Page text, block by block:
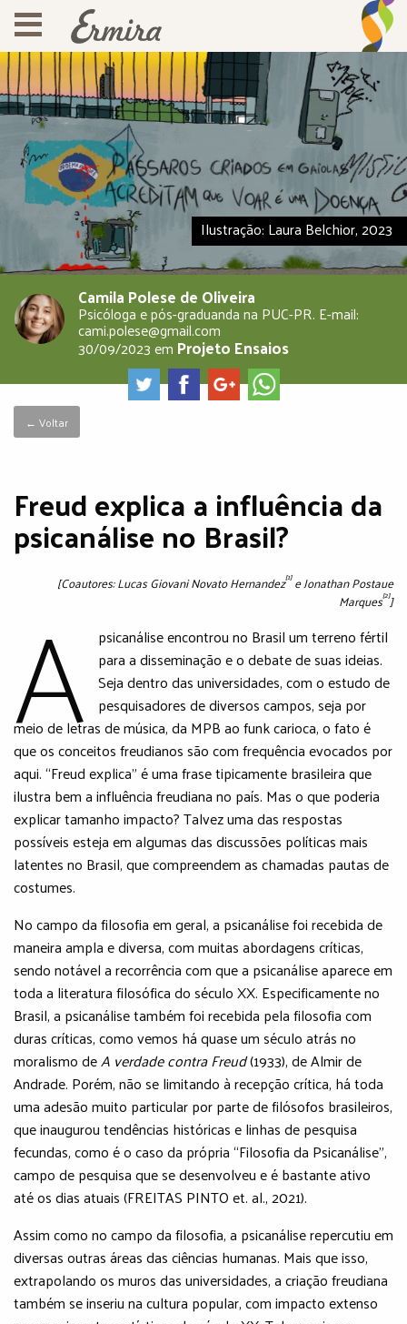
Ilustração: Laura Belchior, 2023
Camila Polese de Oliveira
Psicóloga e pós-graduanda na PUC-PR. E-mail:
cami.polese@gmail.com
30/09/2023em Projeto Ensaios
← Voltar
Freud explica a influência da
psicanálise no Brasil?
[Coautores: Lucas Giovani Novato Hernandez[1]e Jonathan Postaue
Marques[2]]
A psicanálise encontrou no Brasil um terreno fértil
para a disseminação e o debate de suas ideias.
Seja dentro das universidades, com o estudo de
pesquisadores de diversos campos, seja por
meio de letras de música, da MPB ao funk carioca, o fato é
que os conceitos freudianos são com frequência evocados por
aqui. “Freud explica” é uma frase tipicamente brasileira que
ilustra bem a influência freudiana no país. Mas o que poderia
explicar tamanho impacto? Talvez uma das respostas
possíveis esteja em algumas das discussões políticas mais
latentes no Brasil, que compreendem as chamadas pautas de
costumes.
No campo da filosofia em geral, a psicanálise foi recebida de
maneira ampla e diversa, com muitas abordagens críticas,
sendo notável a recorrência com que a psicanálise aparece em
toda a literatura filosófica do século XX. Especificamente no
Brasil, a psicanálise também foi recebida pela filosofia com
duras críticas, como vemos há quase um século atrás no
moralismo deA verdade contra Freud(1933), de Almir de
Andrade. Porém, não se limitando à recepção crítica, há toda
uma adesão muito particular por parte de filósofos brasileiros,
que inaugurou tendências históricas e linhas de pesquisa
fecundas, como é o caso da própria “Filosofia da Psicanálise”,
campo de pesquisa que se desenvolveu e é bastante ativo
até os dias atuais (FREITAS PINTO et. al., 2021).
Assim como no campo da filosofia, a psicanálise repercutiu em
diversas outras áreas das ciências humanas. Mais que isso,
extrapolando os muros das universidades, a criação freudiana
também se inseriu na cultura popular, com impacto extenso